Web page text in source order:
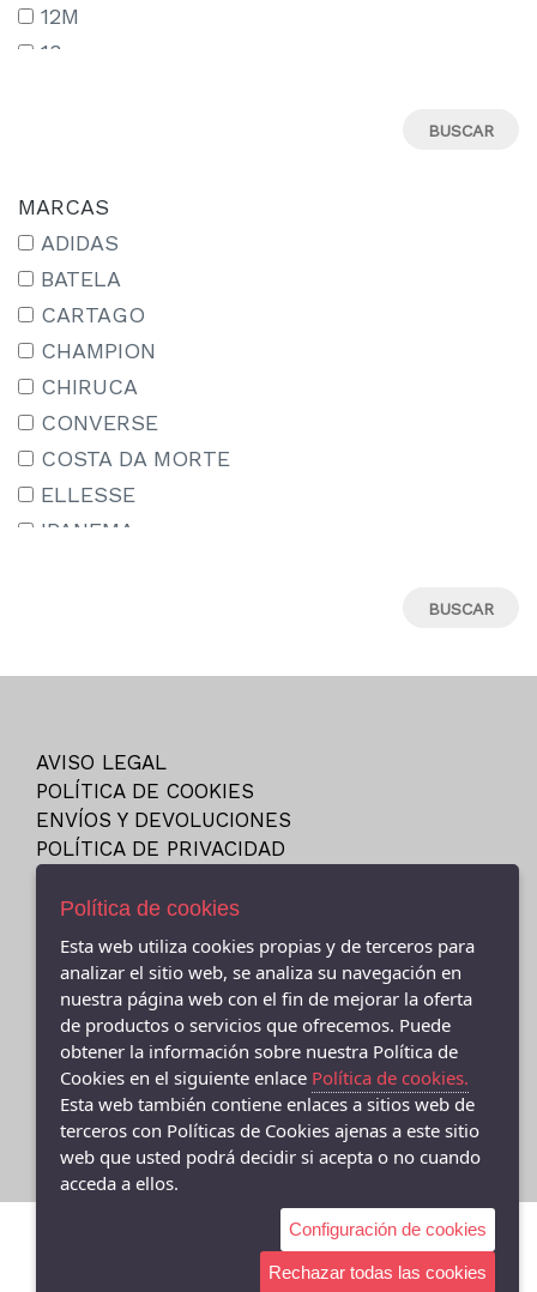
12M
13
14-15 AÑOS
15-16 AÑOS
15/18
16
17
18
18M
19
19-20
19.5
23
23.5
24
25
25-26
26
27
27-35
27.5
28
28-29
MARCAS
ADIDAS
BATELA
CARTAGO
CHAMPION
CHIRUCA
CONVERSE
COSTA DA MORTE
ELLESSE
IPANEMA
MUNICH
NIKE
PITAS
PUMA
VANS
VICTORIA
AVISO LEGAL
POLÍTICA DE COOKIES
ENVÍOS Y DEVOLUCIONES
POLÍTICA DE PRIVACIDAD
- (CEE ) AVDA.LINO RODRIGUEZ MADERO 9, Cee - 15270 (A
981706131
- (FISTERRA) C/ FEDERICO AVILA 7 BAJO (FINISTERRE), Fisterra
- 15155 (A Coruña)
981 74 0671
Política de cookies
Esta web utiliza cookies propias y de terceros para
analizar el sitio web, se analiza su navegación en
nuestra página web con el fin de mejorar la oferta
de productos o servicios que ofrecemos. Puede
obtener la información sobre nuestra Política de
Cookies en el siguiente enlace Política de cookies.
Esta web también contiene enlaces a sitios web de
terceros con Políticas de Cookies ajenas a este sitio
web que usted podrá decidir si acepta o no cuando
acceda a ellos.
Configuración de cookies
Rechazar todas las cookies